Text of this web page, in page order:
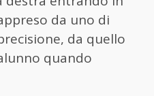
da uno di
da quello
quando